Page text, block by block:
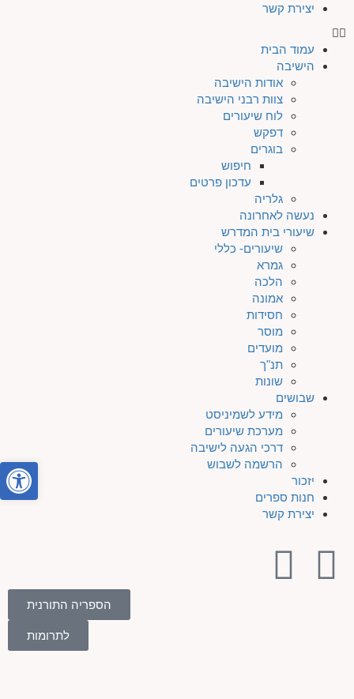
יצירת קשר
עמוד הבית
הישיבה
אודות הישיבה
צוות רבני הישיבה
לוח שיעורים
דפקש
בוגרים
חיפוש
עדכון פרטים
גלריה
נעשה לאחרונה
שיעורי בית המדרש
שיעורים- כללי
גמרא
הלכה
אמונה
חסידות
מוסר
מועדים
תנ"ך
שונות
שבושים
מידע לשמיניסט
מערכת שיעורים
דרכי הגעה לישיבה
הרשמה לשבוש
יזכור
חנות ספרים
יצירת קשר
הספריה התורנית
לתרומות
פתח